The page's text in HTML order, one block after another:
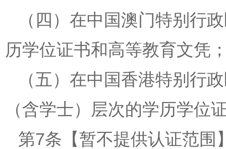
（四）在中国澳门特别行
历学位证书和高等教育文凭
（五）在中国香港特别行
（含学士）层次的学历学位
第7条【暂不提供认证范围